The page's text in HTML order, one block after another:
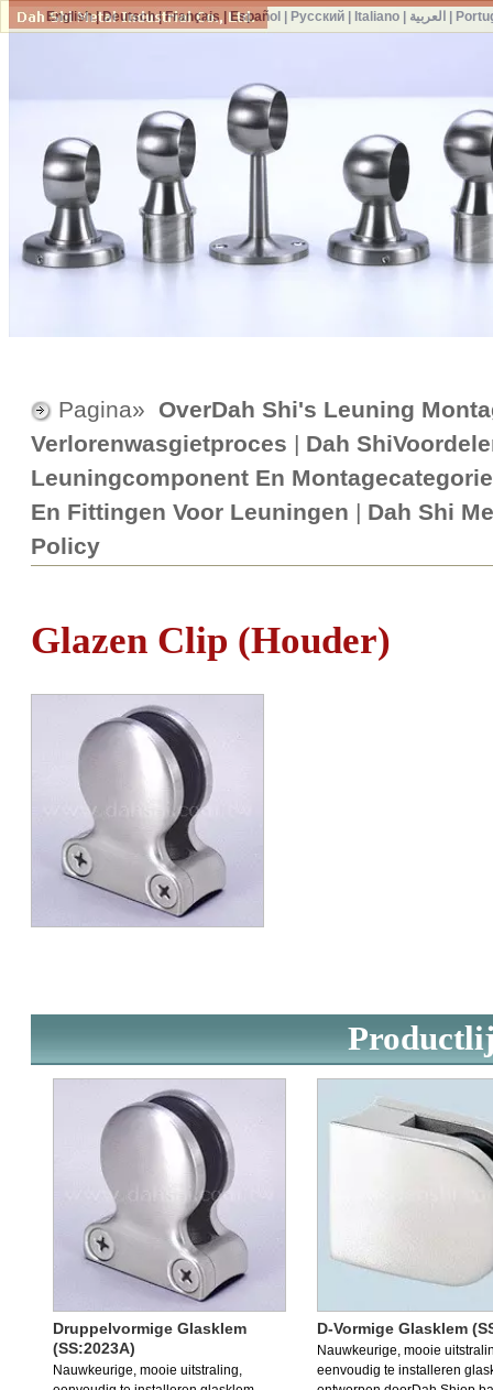
Pagina» OverDah Shi's Leuning
Verlorenwasgietproces | Dah
Leuningcomponent En Montagecategorie
En Fittingen Voor Leuningen | Dah Shi
Policy
Glazen Clip (houder)
Druppelvormige Glasklem
(SS:2023A)
Nauwkeurige, mooie uitstraling,
D-Vormige Glasklem
Nauwkeurige, mooie
eenvoudig te installeren
English|Deutsch|Français|Español Русский| Italiano| العربية